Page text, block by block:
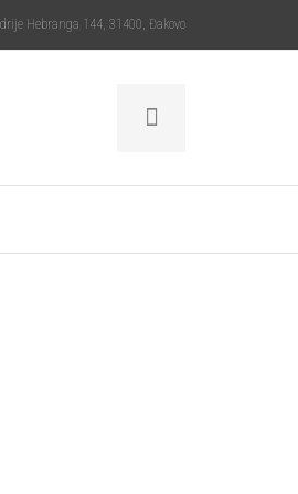
Hebranga 144, 31400, Đakovo